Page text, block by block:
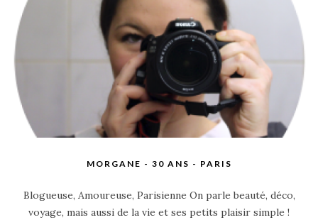
MORGANE - 30 ANS - PARIS
Blogueuse, Amoureuse, Parisienne On parle beauté, déco,
voyage, mais aussi de la vie et ses petits plaisir simple !